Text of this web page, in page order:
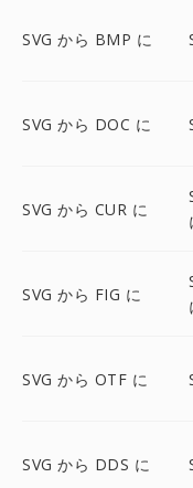
SVG から BMP に
SVG から DOC に
SVG から CUR に
SVG から FIG に
SVG から OTF に
SVG から DDS に